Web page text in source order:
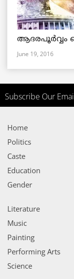
ആദരപൂര്‍വ്വം
June 19, 2016
Subscribe Our
Home
Politics
Caste
Education
Gender
Literature
Music
Painting
Performing Arts
Science